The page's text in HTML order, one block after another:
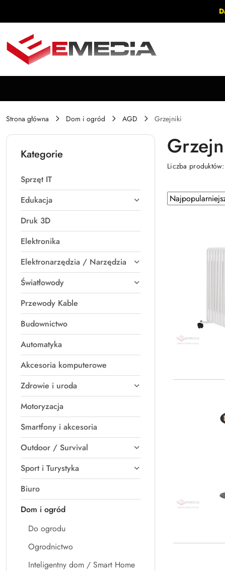
Strona główna Dom i ogród AGD Grzejniki
Kategorie
Sprzęt IT
Edukacja
Druk 3D
Elektronika
Elektronarzędzia / Narzędzia
Światłowody
Przewody Kable
Budownictwo
Automatyka
Akcesoria komputerowe
Zdrowie i uroda
Motoryzacja
Smartfony i akcesoria
Outdoor / Survival
Sport i Turystyka
Biuro
Dom i ogród
Do ogrodu
Ogrodnictwo
Inteligentny dom / Smart Home
Liczba produktów:
Zastosowano
sortowanie:
Sortuj
według